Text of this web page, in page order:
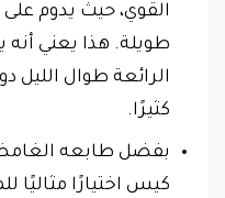
القوي، حيث يدوم
طويلة. هذا يعني أنه
الرائعة طوال الليل
كثيرًا.
بفضل طابعه
كيس اختيارًا مثاليًا